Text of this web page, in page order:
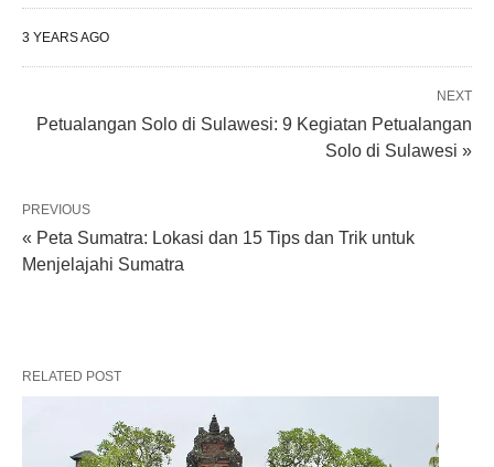
3 YEARS AGO
NEXT
Petualangan Solo di Sulawesi: 9 Kegiatan Petualangan
Solo di Sulawesi »
PREVIOUS
« Peta Sumatra: Lokasi dan 15 Tips dan Trik untuk
Menjelajahi Sumatra
RELATED POST